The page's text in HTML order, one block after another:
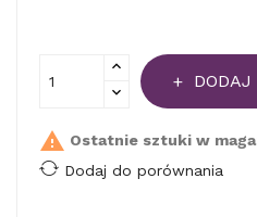
DODAJ
 Ostatnie sztuki w
Dodaj do porównania